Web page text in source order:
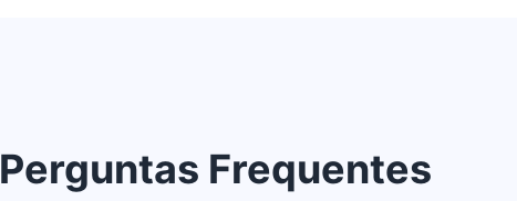
Perguntas Frequentes